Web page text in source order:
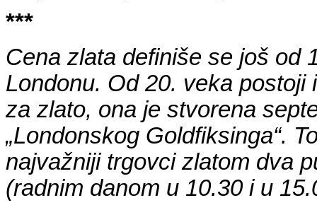
***
Cena zlata definiše se još od
Londonu. Od 20. veka
za zlato, ona je stvorena
„Londonskog Goldfiksinga“.
najvažniji trgovci zlatom dva
(radnim danom u 10.30 i u